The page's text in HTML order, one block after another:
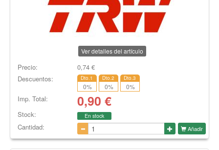
Ver detalles del artículo
Precio: 0,74€
Descuentos:
Dto.1
0%
Dto.2
0%
Dto.3
0%
Imp. Total: 0,90 €
Stock: En stock
Cantidad: Añadir